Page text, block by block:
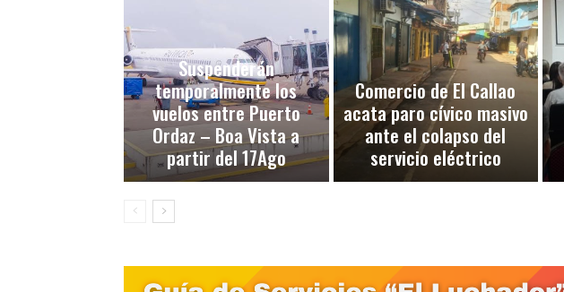
Suspenderán
temporalmente los
vuelos entre Puerto
Ordaz – Boa Vista a
partir del 17Ago
Comercio de El Callao
acata paro cívico masivo
ante el colapso del
servicio eléctrico